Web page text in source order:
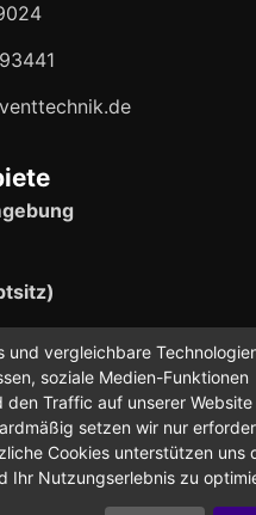
verfügbar
und vergleichbare
soziale Medien-Funktionen
den Traffic auf unserer Website
setzen wir nur
Cookies unterstützen uns
Ihr Nutzungserlebnis zu